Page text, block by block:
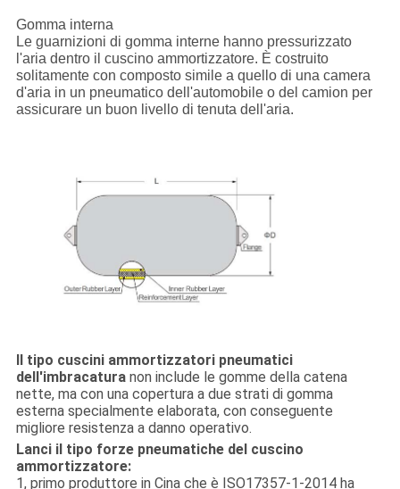
Gomma interna
Le guarnizioni di gomma interne hanno pressurizzato
l'aria dentro il cuscino ammortizzatore. È costruito
solitamente con composto simile a quello di una camera
d'aria in un pneumatico dell'automobile o del camion per
assicurare un buon livello di tenuta dell'aria.
Il tipo cuscini ammortizzatori pneumatici
dell'imbracaturanon include le gomme della catena
nette, ma con una copertura a due strati di gomma
esterna specialmente elaborata, con conseguente
migliore resistenza a danno operativo.
Lanci il tipo forze pneumatiche del cuscino
ammortizzatore:
1, primo produttore in Cina che è ISO17357-1-2014 ha